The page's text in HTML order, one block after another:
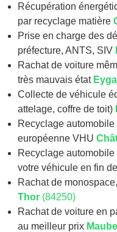
Récupération
par recyclage matière
Prise en charge des
préfecture, ANTS, SIV
Rachat de voiture
très mauvais état
Collecte de véhicule
attelage, coffre de toit)
Recyclage
européenne VHU
Recyclage
votre véhicule en fin
Rachat de
Thor (84250)
Rachat de voiture en
au meilleur prix